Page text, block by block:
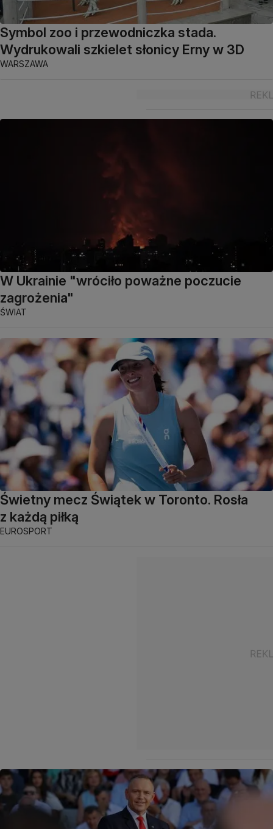
Symbol zoo i przewodniczka stada.
Wydrukowali szkielet słonicy Erny w 3D
WARSZAWA
W Ukrainie "wróciło poważne poczucie
zagrożenia"
ŚWIAT
Świetny mecz Świątek w Toronto. Rosła
z każdą piłką
EUROSPORT